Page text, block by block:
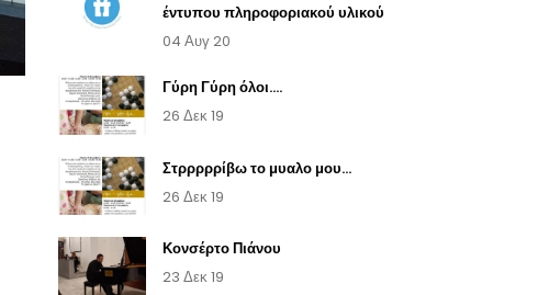
έντυπου πληροφοριακού υλικού
04 Αυγ 20
Γύρη Γύρη όλοι....
26 Δεκ 19
Στρρρρρίβω το μυαλο μου...
26 Δεκ 19
Κονσέρτο Πιάνου
23 Δεκ 19